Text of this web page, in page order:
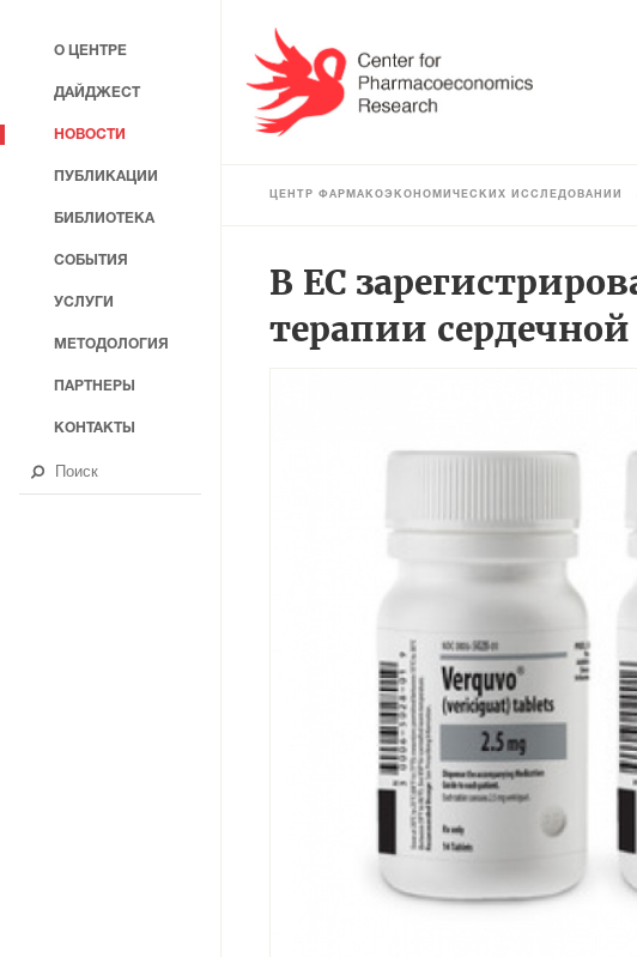
ЦЕНТР ФАРМАКОЭКОНОМИЧЕСКИХ ИССЛЕДОВАНИЙ
В ЕС
терапии
О ЦЕНТРЕ
ДАЙДЖЕСТ
НОВОСТИ
ПУБЛИКАЦИИ
БИБЛИОТЕКА
СОБЫТИЯ
УСЛУГИ
МЕТОДОЛОГИЯ
ПАРТНЕРЫ
КОНТАКТЫ